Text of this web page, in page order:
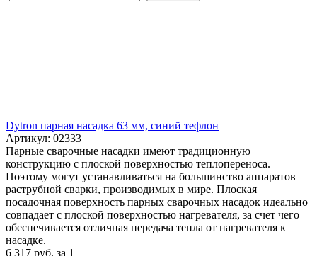
Dytron парная насадка 63 мм, синий тефлон
Артикул: 02333
Парные сварочные насадки имеют традиционную
конструкцию с плоской поверхностью теплопереноса.
Поэтому могут устанавливаться на большинство аппаратов
раструбной сварки, производимых в мире. Плоская
посадочная поверхность парных сварочных насадок идеально
совпадает с плоской поверхностью нагревателя, за счет чего
обеспечивается отличная передача тепла от нагревателя к
насадке.
6 317 руб. за 1